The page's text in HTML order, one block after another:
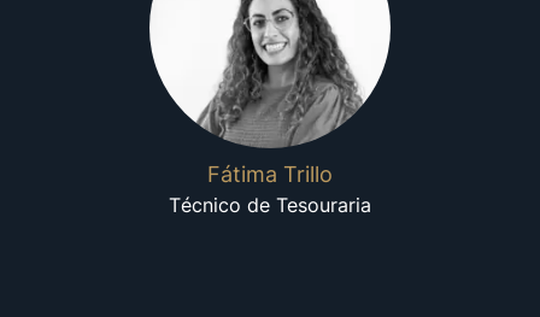
Fátima Trillo
Técnico de Tesouraria